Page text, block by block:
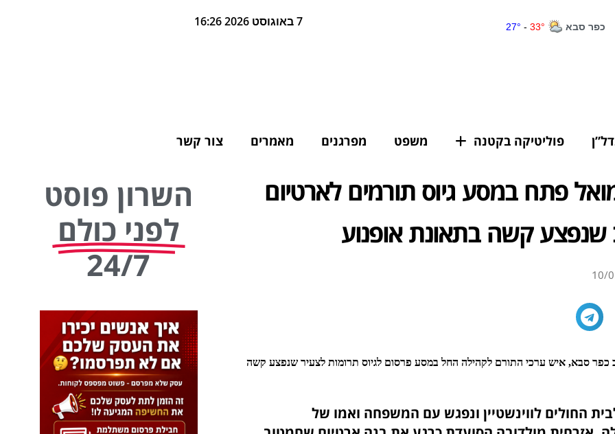
7 באוגוסט 2026 16:26
פוליטיקה בקטנה משפט מפרגנים מאמרים צור קשר
פתח במסע גיוס תורמים לארטיום
קשה בתאונת אופנוע
10/
כפר סבא, איש ערכי התורם לקהילה החל במסע פרסום לגיוס תרומות לצעיר שנפצע קשה
החולים לווינשטיין ונפגש עם המשפחה ואמו של
השרון פוסט
לפני כולם
24/7